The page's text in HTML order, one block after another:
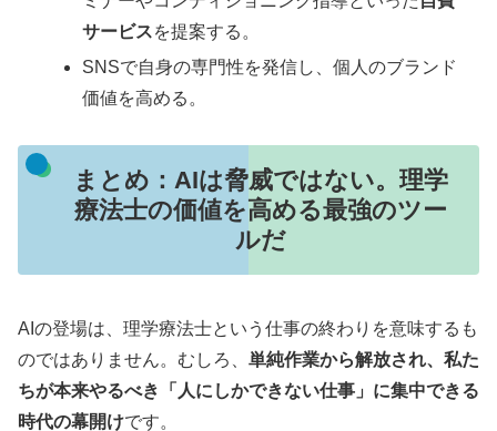
サービスを提案する。
SNSで自身の専門性を発信し、個人のブランド
価値を高める。
まとめ：AIは脅威ではない。理学
療法士の価値を高める最強のツー
ルだ
AIの登場は、理学療法士という仕事の終わりを意味するも
のではありません。むしろ、 単純作業から解放され、私た
ちが本来やるべき「人にしかできない仕事」に集中できる
時代の幕開けです。